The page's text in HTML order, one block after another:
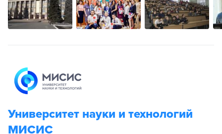
Университет науки и технологий
МИСИС